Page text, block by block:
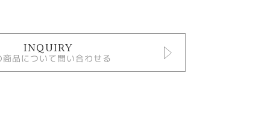
INQUIRY
商品について問い合わせる